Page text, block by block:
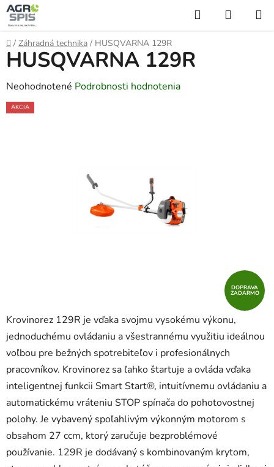
Prejsť
na
obsah
Hľadať
KOŠÍK
Domov
/ Záhradná technika / HUSQVARNA 129R
Krovinorez 129R je vďaka svojmu vysokému výkonu,
jednoduchému ovládaniu a všestrannému využitiu ideálnou
voľbou pre bežných spotrebiteľov i profesionálnych
pracovníkov. Krovinorez sa ľahko štartuje a ovláda vďaka
inteligentnej funkcii Smart Start®, intuitívnemu ovládaniu a
automatickému vráteniu STOP spínača do pohotovostnej
polohy. Je vybavený spoľahlivým výkonným motorom s
obsahom 27 ccm, ktorý zaručuje bezproblémové
používanie. 129R je dodávaný s kombinovaným krytom,
HUSQVARNA 129R
Priemerné
hodnotenie
Neohodnotené Podrobnosti hodnotenia
AKCIA
DOPRAVA
ZADARMO